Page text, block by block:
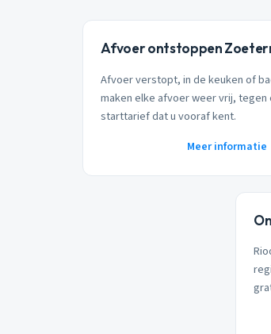
Afvoer ontstoppen
Afvoer verstopt, in de keuken of
maken elke afvoer weer vrij, tegen
starttarief dat u vooraf kent.
Meer informatie